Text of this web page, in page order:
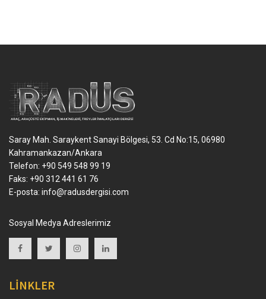
Saray Mah. Saraykent Sanayi Bölgesi, 53. Cd No:15, 06980
Kahramankazan/Ankara
Telefon: +90 549 548 99 19
Faks: +90 312 441 61 76
E-posta: info@radusdergisi.com
Sosyal Medya Adreslerimiz
LİNKLER